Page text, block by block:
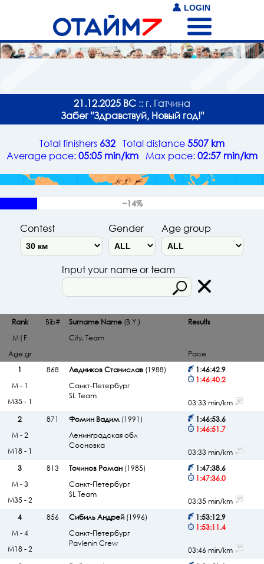
LOGIN
21.12.2025 ВС :: г. Гатчина
Забег "Здравствуй, Новый год!"
Total finishers 632 Total distance5507 km
Average pace:05:05 min/km Max pace:02:57 min/km
~14%
Contest Gender Age group
Input your name or team
Rank Bib# Surname Name(B.Y.)
City, Team
Results
M|F
Age.gr
Pace
1
868 Ледников Станислав(1988)
Санкт-Петербург
SL Team
1:46:42.9
1:46:40.2
М - 1
М35 - 1
03:33 min/km
2
871 Фомин Вадим(1991)
Ленинградская обл
Сосновка
1:46:53.6
1:46:51.7
М - 2
М18 - 1
03:33 min/km
3
813 Точинов Роман(1985)
Санкт-Петербург
SL Team
1:47:38.6
1:47:36.0
М - 3
М35 - 2
03:35 min/km
4
856 Сибиль Андрей(1996)
Санкт-Петербург
Pavlenin Crew
1:53:12.9
1:53:11.4
М - 4
М18 - 2
03:46 min/km